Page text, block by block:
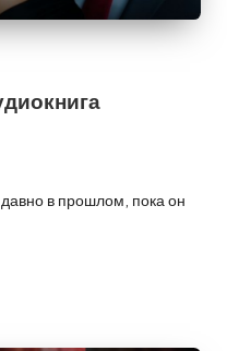
в прошлом, пока он